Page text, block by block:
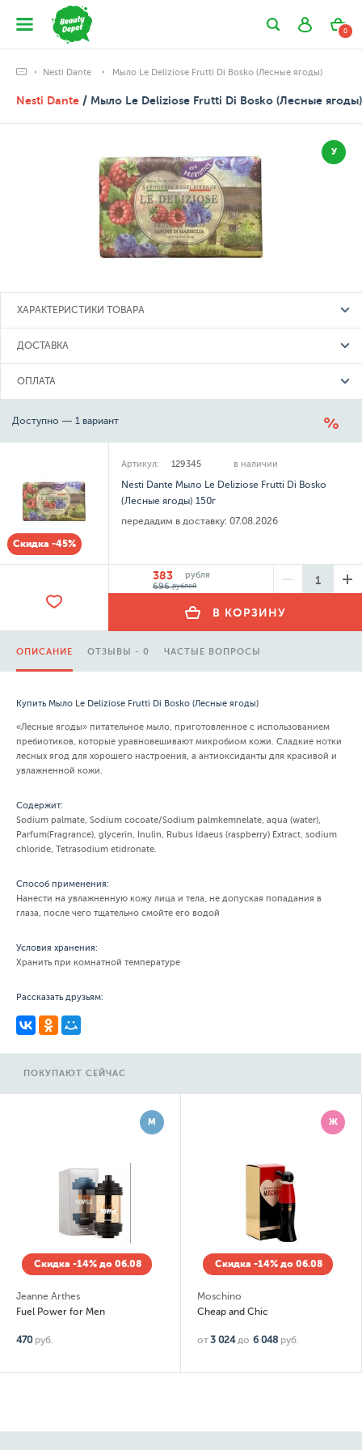
0
Nesti Dante Мыло Le Deliziose Frutti Di Bosko (Лесные ягоды)
Nesti Dante / Мыло Le Deliziose Frutti Di Bosko (Лесные ягоды)
У
ХАРАКТЕРИСТИКИ ТОВАРА
ДОСТАВКА
ОПЛАТА
Доступно — 1 вариант
Скидка -45%
Артикул: 129345 в наличии
Nesti Dante Мыло Le Deliziose Frutti Di Bosko
(Лесные ягоды) 150г
передадим в доставку: 07.08.2026
383
рубля
696рублей
В КОРЗИНУ
ОПИСАНИЕ ОТЗЫВЫ - 0 ЧАСТЫЕ ВОПРОСЫ
Купить Мыло Le Deliziose Frutti Di Bosko (Лесные ягоды)
«Лесные ягоды» питательное мыло, приготовленное с использованием
пребиотиков, которые уравновешивают микробиом кожи. Сладкие нотки
лесных ягод для хорошего настроения, а антиоксиданты для красивой и
увлажненной кожи.
Содержит:
Sodium palmate, Sodium cocoate/Sodium palmkemnelate, aqua (water),
Parfum(Fragrance), glycerin, Inulin, Rubus Idaeus (raspberry) Extract, sodium
chloride, Tetrasodium etidronate.
Способ применения:
Нанести на увлажненную кожу лица и тела, не допуская попадания в
глаза, после чего тщательно смойте его водой
Условия хранения:
Хранить при комнатной температуре
Рассказать друзьям:
ПОКУПАЮТ СЕЙЧАС
М
Скидка -14% до 06.08
Jeanne Arthes
Fuel Power for Men
470 руб.
Ж
Скидка -14% до 06.08
Moschino
Cheap and Chic
от3 024 до 6 048 руб.